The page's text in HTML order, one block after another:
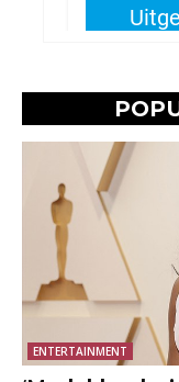
ENTERTAINMENT